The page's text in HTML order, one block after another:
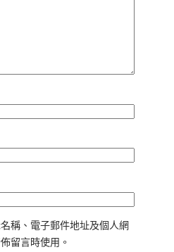
稱、電子郵件地址及個人網
留言時使用。